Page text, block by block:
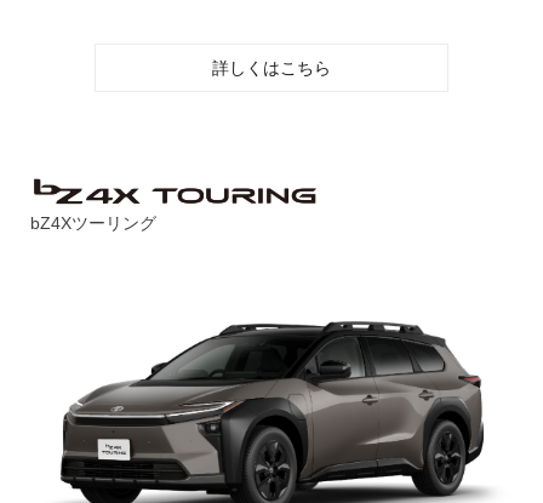
詳しくはこちら
bZ4Xツーリング